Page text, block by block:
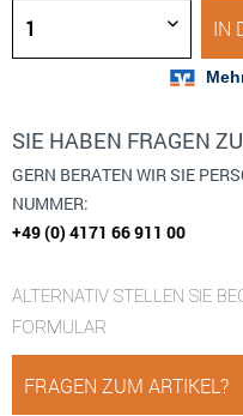
IN
SIE HABEN FRAGEN
GERN BERATEN WIR SIE
NUMMER:
+49 (0) 4171 66 911 00
ALTERNATIV STELLEN SIE
FORMULAR
FRAGEN ZUM ARTIKEL?